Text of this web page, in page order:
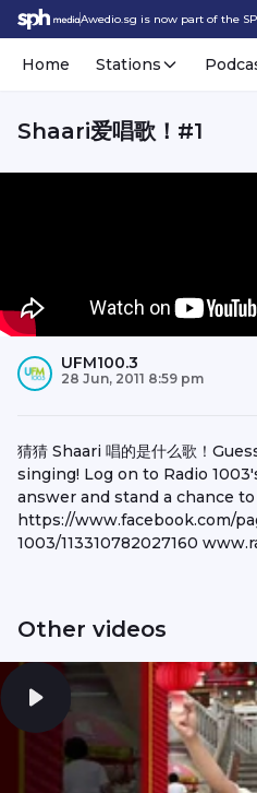
Awedio.sg is now part of the
Home Stations
Shaari爱唱歌！#1
UFM100.3
28 Jun, 2011 8:59 pm
猜猜 Shaari 唱的是什么歌！
singing! Log on to Radio
answer and stand a chance
https://www.facebook.com/
1003/113310782027160
Other videos